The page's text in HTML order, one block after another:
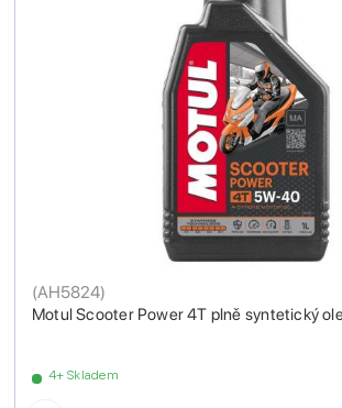
Motul Scooter Power 4T plně syntetický
(AH5824)
4+ Skladem